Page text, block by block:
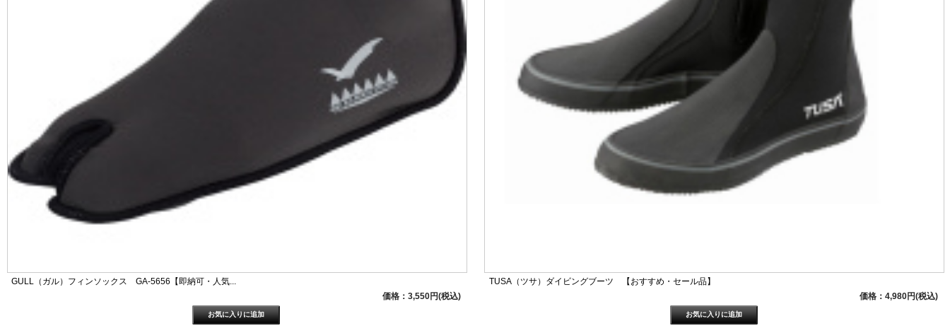
GULL（ガル）フィンソックス GA-5656【即納可・人気...
価格：3,550円(税込)
TUSA（ツサ）ダイビングブーツ 【おすすめ・セール品】
価格：4,980円(税込)